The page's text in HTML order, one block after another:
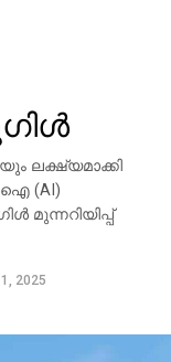
എളുപ്പം
വരേണ്ട.
ലക്ഷ്യമാക്കി
(AI)
മുന്നറിയിപ്പ്
2025